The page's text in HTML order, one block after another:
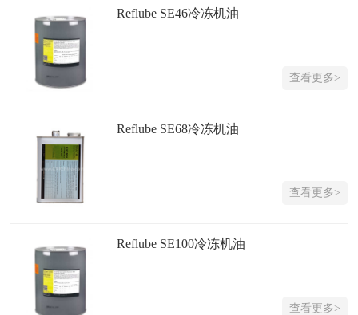
Reflube SE46冷冻机油
查看更多>
Reflube SE68冷冻机油
查看更多>
Reflube SE100冷冻机油
查看更多>